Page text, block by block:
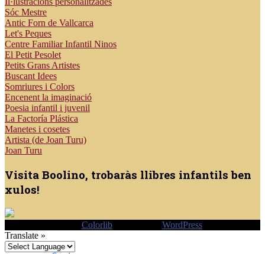
Sóc Mestre
Antic Forn de Vallcarca
Let's Peques
Centre Familiar Infantil Ninos
El Petit Pesolet
Petits Grans Artistes
Buscant Idees
Somriures i Colors
Encenent la imaginació
Poesia infantil i juvenil
La Factoría Plástica
Manetes i cosetes
Artista (de Joan Turu)
Joan Turu
Visita Boolino, trobaràs llibres infantils ben
xulos!
Colorlib
WordPress
Translate »